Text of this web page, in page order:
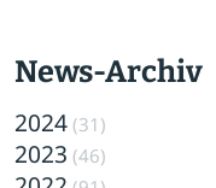
News-Archiv
2024 (31)
2023 (46)